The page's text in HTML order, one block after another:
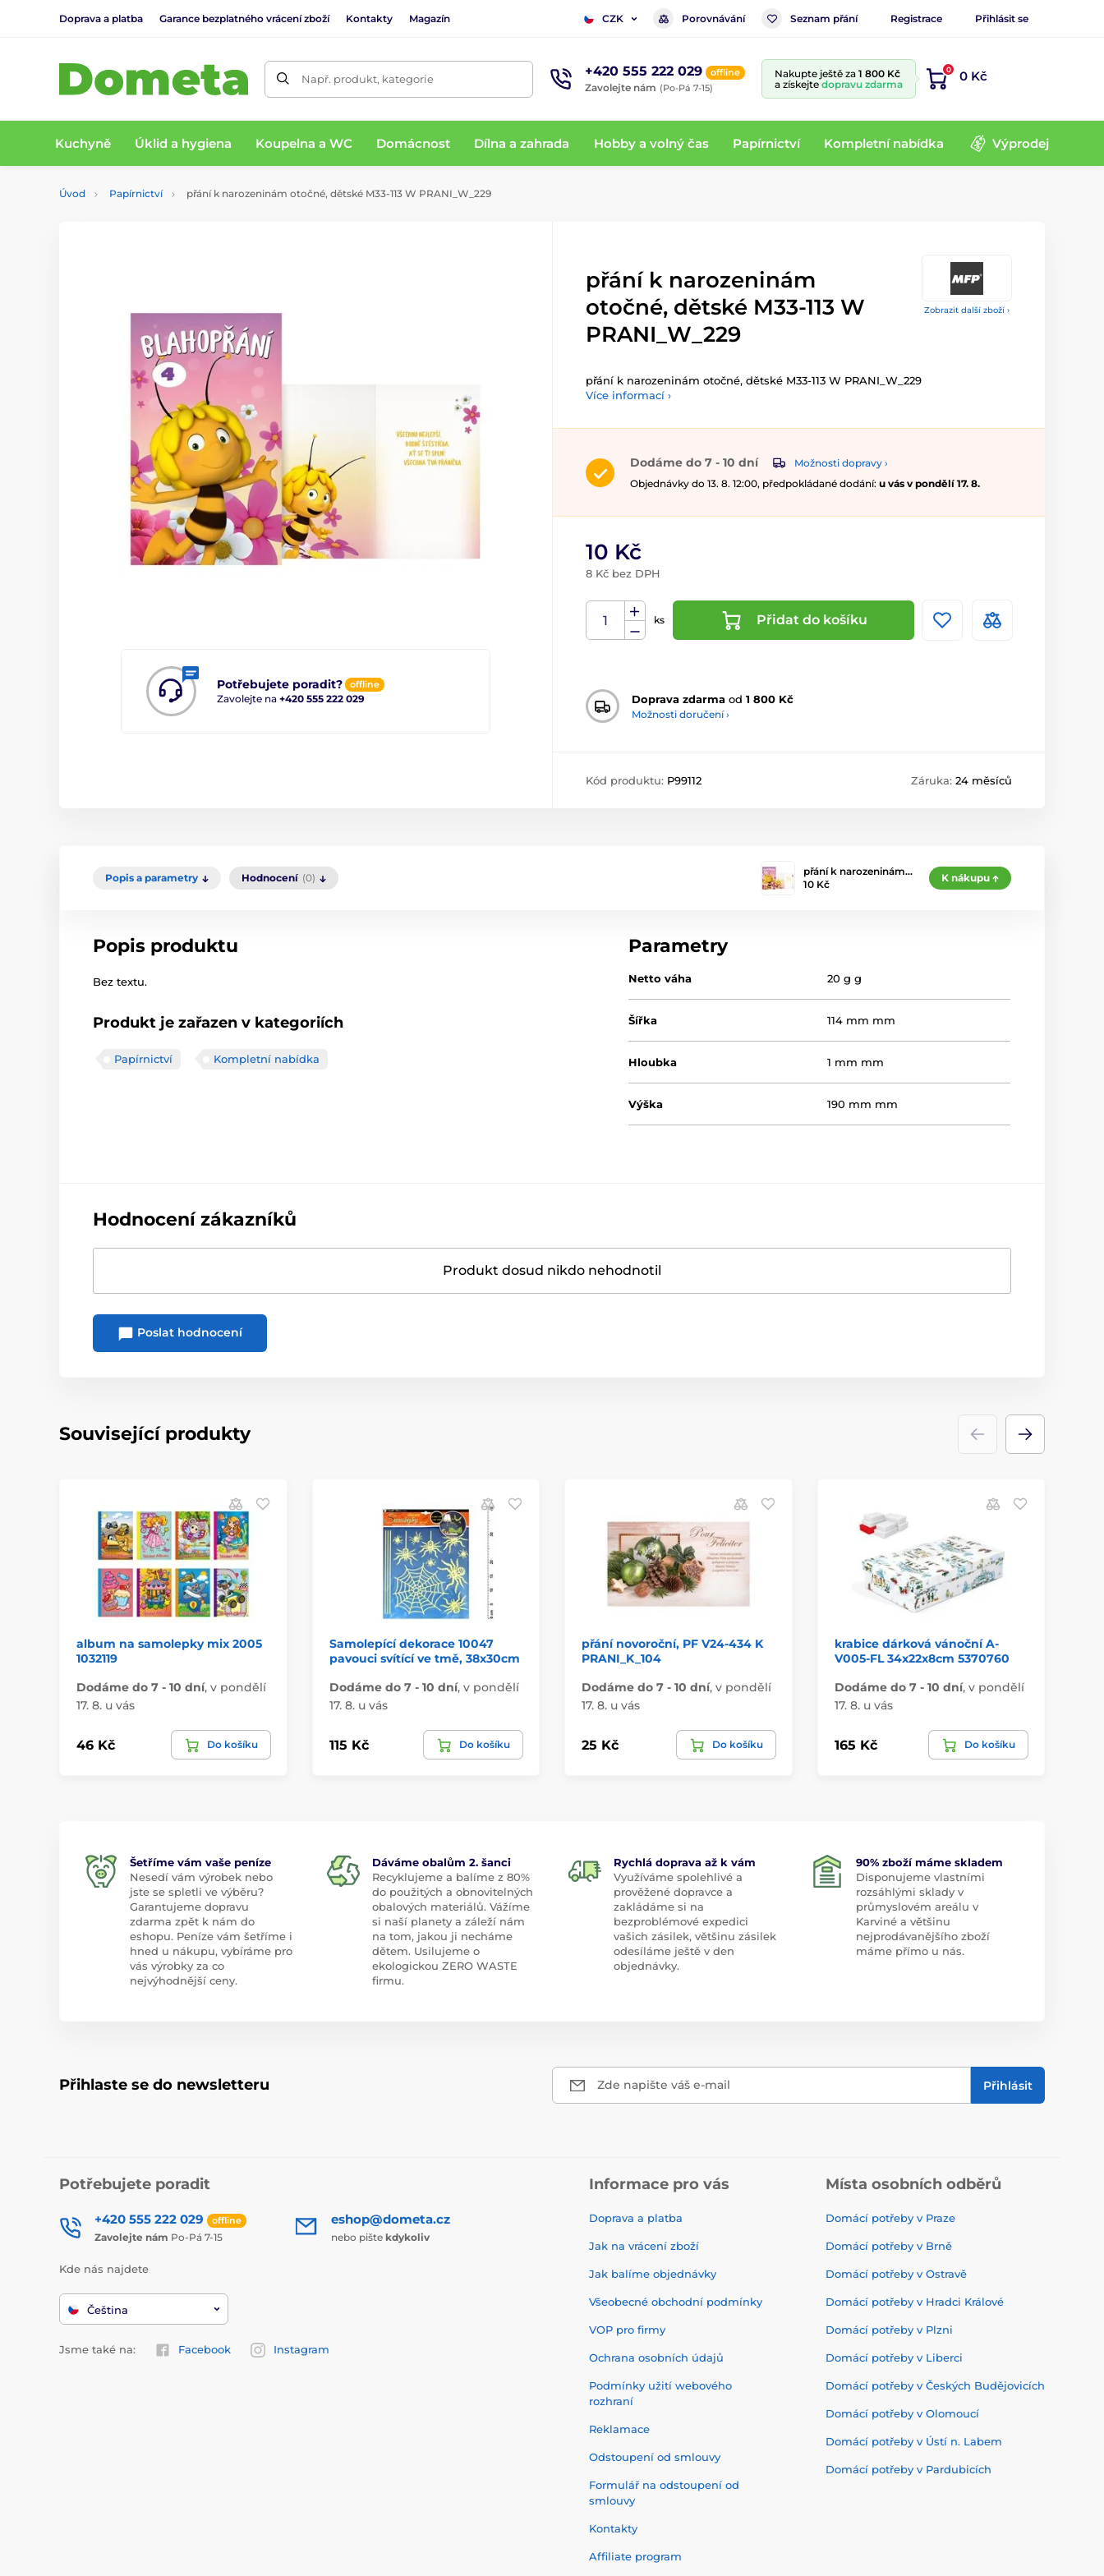
Doprava a platba Garance bezplatného vrácení zboží Kontakty Magazín CZK Porovnávání Seznam přání Registrace Přihlásit se
Např. produkt, kategorie +420 555 222 029 offline
Zavolejte nám (Po-Pá 7-15)
Nakupte ještě za 1 800 Kč
a získejte dopravu zdarma
0 0 Kč
Kuchyně Úklid a hygiena Koupelna a WC Domácnost Dílna a zahrada Hobby a volný čas Papírnictví Kompletní nabídka Výprodej
Úvod Papírnictví přání k narozeninám otočné, dětské M33-113 W PRANI_W_229
Zobrazit další zboží ›
Potřebujete poradit? offline
Zavolejte na +420 555 222 029
přání k narozeninám
otočné, dětské M33-113 W
PRANI_W_229
přání k narozeninám otočné, dětské M33-113 W PRANI_W_229
Více informací ›
Dodáme do 7 - 10 dní
Možnosti dopravy ›
Objednávky do 13. 8. 12:00, předpokládané dodání: u vás v pondělí 17. 8.
10 Kč
8 Kč bez DPH
ks Přidat do košíku
Doprava zdarma od 1 800 Kč
Možnosti doručení ›
Kód produktu: P99112 Záruka: 24 měsíců
Popis a parametry Hodnocení (0)
přání k narozeninám…
10 Kč
K nákupu
Popis produktu
Bez textu.
Produkt je zařazen v kategoriích
Papírnictví Kompletní nabídka
Parametry
Netto váha 20 g g
Šířka 114 mm mm
Hloubka 1 mm mm
Výška 190 mm mm
Hodnocení zákazníků
Produkt dosud nikdo nehodnotil
Poslat hodnocení
Související produkty
album na samolepky mix 2005
1032119
Dodáme do 7 - 10 dní, v pondělí
17. 8. u vás
46 Kč Do košíku
Samolepící dekorace 10047
pavouci svítící ve tmě, 38x30cm
Dodáme do 7 - 10 dní, v pondělí
17. 8. u vás
115 Kč Do košíku
přání novoroční, PF V24-434 K
PRANI_K_104
Dodáme do 7 - 10 dní, v pondělí
17. 8. u vás
25 Kč Do košíku
krabice dárková vánoční A-
V005-FL 34x22x8cm 5370760
Dodáme do 7 - 10 dní, v pondělí
17. 8. u vás
165 Kč Do košíku
Šetříme vám vaše peníze
Nesedí vám výrobek nebo
jste se spletli ve výběru?
Garantujeme dopravu
zdarma zpět k nám do
eshopu. Peníze vám šetříme i
hned u nákupu, vybíráme pro
vás výrobky za co
nejvýhodnější ceny.
Dáváme obalům 2. šanci
Recyklujeme a balíme z 80%
do použitých a obnovitelných
obalových materiálů. Vážíme
si naší planety a záleží nám
na tom, jakou ji necháme
dětem. Usilujeme o
ekologickou ZERO WASTE
firmu.
Rychlá doprava až k vám
Využíváme spolehlivé a
prověžené dopravce a
zakládáme si na
bezproblémové expedici
vašich zásilek, většinu zásilek
odesíláme ještě v den
objednávky.
90% zboží máme skladem
Disponujeme vlastními
rozsáhlými sklady v
průmyslovém areálu v
Karviné a většinu
nejprodávanějšího zboží
máme přímo u nás.
Přihlaste se do newsletteru Zde napište váš e-mail Přihlásit
Potřebujete poradit
+420 555 222 029 offline
Zavolejte nám Po-Pá 7-15
eshop@dometa.cz
nebo pište kdykoliv
Kde nás najdete
Čeština
Jsme také na: Facebook Instagram
Informace pro vás
Doprava a platba
Jak na vrácení zboží
Jak balíme objednávky
Všeobecné obchodní podmínky
VOP pro firmy
Ochrana osobních údajů
Podmínky užití webového
rozhraní
Reklamace
Odstoupení od smlouvy
Formulář na odstoupení od
smlouvy
Kontakty
Affiliate program
Místa osobních odběrů
Domácí potřeby v Praze
Domácí potřeby v Brně
Domácí potřeby v Ostravě
Domácí potřeby v Hradci Králové
Domácí potřeby v Plzni
Domácí potřeby v Liberci
Domácí potřeby v Českých Budějovicích
Domácí potřeby v Olomoucí
Domácí potřeby v Ústí n. Labem
Domácí potřeby v Pardubicích